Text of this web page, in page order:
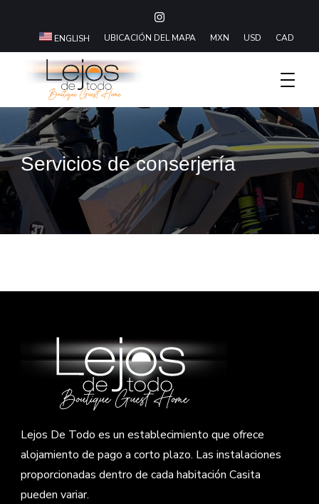
ENGLISH UBICACIÓN DEL MAPA MXN USD CAD
Lejos De Todo
Boutique Hotel Baja California Sur
Servicios de conserjería
Lejos De Todo es un establecimiento que ofrece
alojamiento de pago a corto plazo. Las instalaciones
proporcionadas dentro de cada habitación Casita
pueden variar.